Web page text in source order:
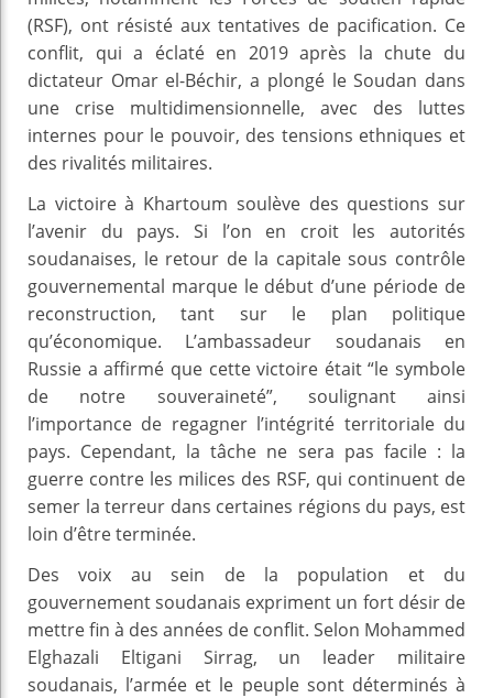
(RSF), ont résisté aux tentatives de pacification. Ce
conflit, qui a éclaté en 2019 après la chute du
dictateur Omar el-Béchir, a plongé le Soudan dans
une crise multidimensionnelle, avec des luttes
internes pour le pouvoir, des tensions ethniques et
des rivalités militaires.
La victoire à Khartoum soulève des questions sur
l’avenir du pays. Si l’on en croit les autorités
soudanaises, le retour de la capitale sous contrôle
gouvernemental marque le début d’une période de
reconstruction, tant sur le plan politique
qu’économique. L’ambassadeur soudanais en
Russie a affirmé que cette victoire était “le symbole
de notre souveraineté”, soulignant ainsi
l’importance de regagner l’intégrité territoriale du
pays. Cependant, la tâche ne sera pas facile : la
guerre contre les milices des RSF, qui continuent de
semer la terreur dans certaines régions du pays, est
loin d’être terminée.
Des voix au sein de la population et du
gouvernement soudanais expriment un fort désir de
mettre fin à des années de conflit. Selon Mohammed
Elghazali Eltigani Sirrag, un leader militaire
soudanais, l’armée et le peuple sont déterminés à